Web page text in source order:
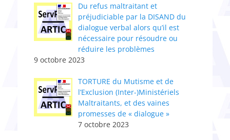
Du refus maltraitant et
préjudiciable par la DISAND du
dialogue verbal alors qu’il est
nécessaire pour résoudre ou
réduire les problèmes
9 octobre 2023
TORTURE du Mutisme et de
l’Exclusion (Inter-)Ministériels
Maltraitants, et des vaines
promesses de « dialogue »
7 octobre 2023